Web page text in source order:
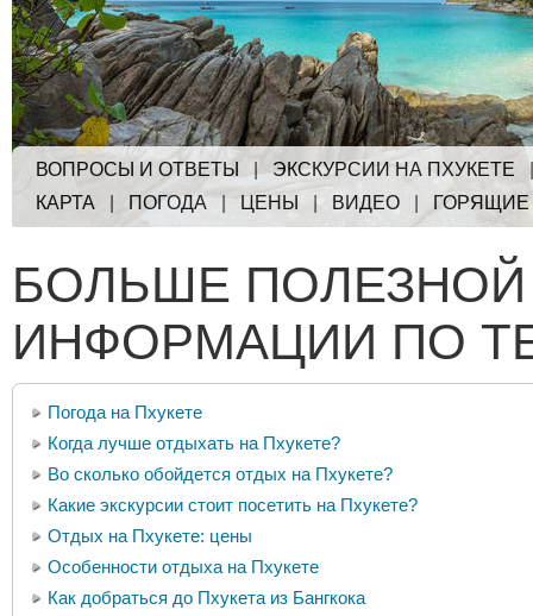
ВОПРОСЫ И ОТВЕТЫ |ЭКСКУРСИИ НА ПХУКЕТЕ
КАРТА
ПОГОДА | ЦЕНЫ ВИДЕО ГОРЯЩИЕ
БОЛЬШЕ ПОЛЕЗНОЙ
ИНФОРМАЦИИ ПО
Погода на Пхукете
Когда лучше отдыхать на Пхукете?
Во сколько обойдется отдых на Пхукете?
Какие экскурсии стоит посетить на Пхукете?
Отдых на Пхукете: цены
Особенности отдыха на Пхукете
Как добраться до Пхукета из Бангкока